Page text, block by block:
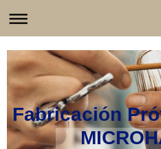
Fabricación